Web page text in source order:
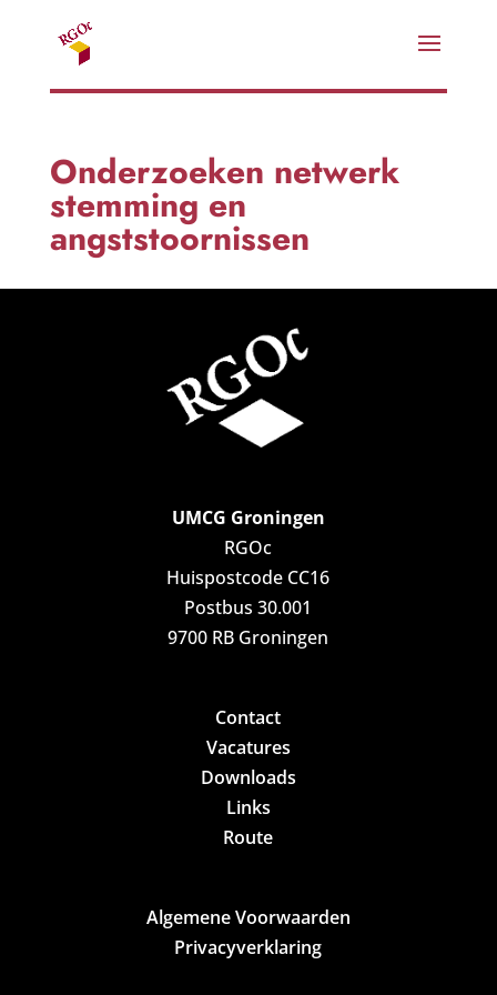
Onderzoeken netwerk
stemming en
angststoornissen
UMCG Groningen
RGOc
Huispostcode CC16
Postbus 30.001
9700 RB Groningen
Contact
Vacatures
Downloads
Links
Route
Algemene Voorwaarden
Privacyverklaring